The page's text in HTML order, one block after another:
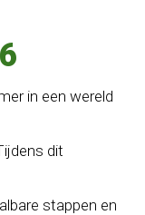
in een wereld
dit
stappen en